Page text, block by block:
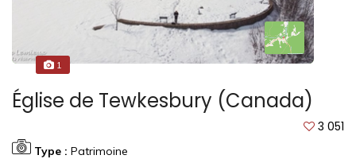
1
Église de Tewkesbury (Canada)
3 051
Type : Patrimoine